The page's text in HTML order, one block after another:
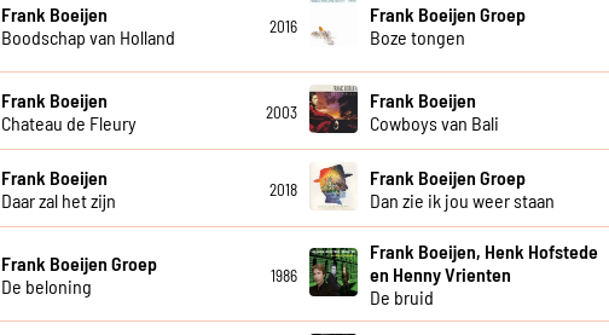
Frank Boeijen
Boodschap van Holland
2016
Frank Boeijen Groep
Boze tongen
Frank Boeijen
Chateau de Fleury
2003
Frank Boeijen
Cowboys van Bali
Frank Boeijen
Daar zal het zijn
2018
Frank Boeijen Groep
Dan zie ik jou weer staan
Frank Boeijen Groep
De beloning
1986
Frank Boeijen, Henk Hofstede
en Henny Vrienten
De bruid